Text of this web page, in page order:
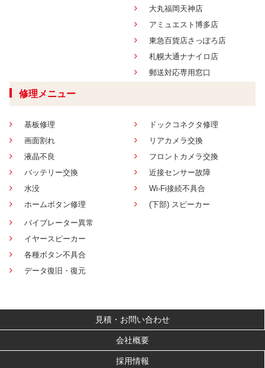
大丸福岡天神店
アミュエスト博多店
東急百貨店さっぽろ店
札幌大通ナナイロ店
郵送対応専用窓口
修理メニュー
基板修理
画面割れ
液晶不良
バッテリー交換
水没
ホームボタン修理
ドックコネクタ修理
リアカメラ交換
フロントカメラ交換
近接センサー故障
Wi-Fi接続不具合
(下部) スピーカー
バイブレーター異常
イヤースピーカー
各種ボタン不具合
データ復旧・復元
見積・お問い合わせ
会社概要
採用情報